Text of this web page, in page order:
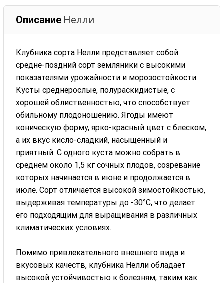
Описание Нелли
Клубника сорта Нелли представляет собой
средне-поздний сорт земляники с высокими
показателями урожайности и морозостойкости.
Кусты среднерослые, полураскидистые, с
хорошей облиственностью, что способствует
обильному плодоношению. Ягоды имеют
коническую форму, ярко-красный цвет с блеском,
а их вкус кисло-сладкий, насыщенный и
приятный. С одного куста можно собрать в
среднем около 1,5 кг сочных плодов, созревание
которых начинается в июне и продолжается в
июле. Сорт отличается высокой зимостойкостью,
выдерживая температуры до -30°С, что делает
его подходящим для выращивания в различных
климатических условиях.
Помимо привлекательного внешнего вида и
вкусовых качеств, клубника Нелли обладает
высокой устойчивостью к болезням, таким как